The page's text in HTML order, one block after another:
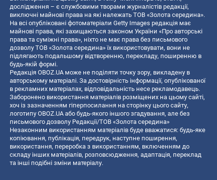
дослідження – є службовими творами журналістів редакції,
виключні майнові права на які належать ТОВ «Золота середина».
На всі опубліковані фотоматеріали Getty Images редакція має
майнові права, які захищаються законом України «Про авторські
права та суміжні права», ніхто не має права без письмового
дозволу ТОВ «Золота середина» їх використовувати, вони не
підлягають подальшому відтворенню, перекладу, поширенню в
будь-якій формі.
Редакція OBOZ.UA може не поділяти точку зору, викладену в
авторському матеріалі. За достовірність інформації, опублікованої
в рекламних матеріалах, відповідальність несе рекламодавець.
Заборонено використання матеріалів розміщених на цьому сайті,
хоч із зазначенням гіперпосилання на сторінку цього сайту,
логотипу OBOZ.UA або будь-якого іншого згадування, але без
письмового дозволу Редакції/ТОВ «Золота середина»
Незаконним використанням матеріалів буде вважатися: будь-яке
копiювання, публiкацiя, передрук, наступне поширення,
використання, переробка з використанням, включенням до
складу інших матеріалів, розповсюдження, адаптація, переклад
та інші подібні зміни матеріалу.